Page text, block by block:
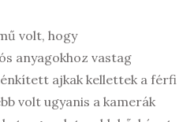
volt, hogy
anyagokhoz vastag
ajkak kellettek a férfi
volt ugyanis a kamerák